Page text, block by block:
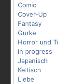
Comic
Cover-Up
Fantasy
Gurke
Horror und
in progress
Japanisch
Keltisch
Liebe